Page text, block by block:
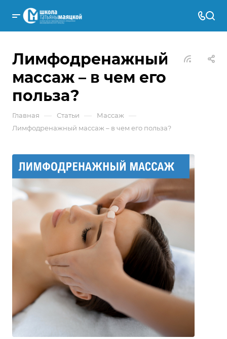
Лимфодренажный
массаж – в чем его
польза?
Главная — Статьи — Массаж —
Лимфодренажный массаж – в чем его польза?